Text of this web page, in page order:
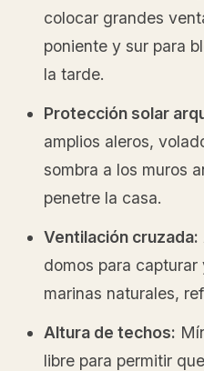
colocar grandes
poniente y sur para
la tarde.
Protección solar
amplios aleros,
sombra a los muros
penetre la casa.
Ventilación cruzada:
domos para capturar
marinas naturales,
Altura de techos:
libre para permitir